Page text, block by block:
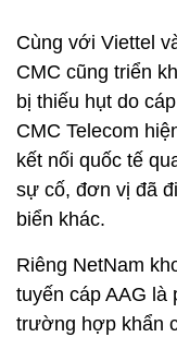
biển khác.
Riêng NetNam
tuyến cáp AAG
trường hợp khẩn
bị ảnh hưởng của
Hiện nay, phần
tuyến cáp đất
AAG vẫn là